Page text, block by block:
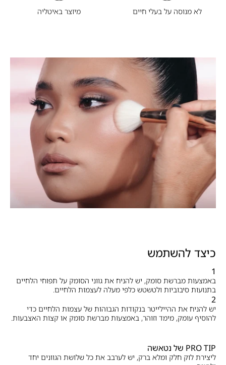
לא מנוסה על בעלי חיים מיוצר באיטליה
כיצד להשתמש
1
באמצעות מברשת סומק, יש להניח את גווני הסומק על תפוחי הלחיים
בתנועות סיבוביות ולטשטש כלפי מעלה לעצמות הלחיים.
2
יש להניח את ההיילייטר בנקודות הגבוהות של עצמות הלחיים כדי
להוסיף עומק, מימד וזוהר, באמצעות מברשת סומק או קצות האצבעות.
PRO TIP של נטאשה
ליצירת לוק חלק ומלא ברק, יש לערבב את כל שלושת הגוונים יחד